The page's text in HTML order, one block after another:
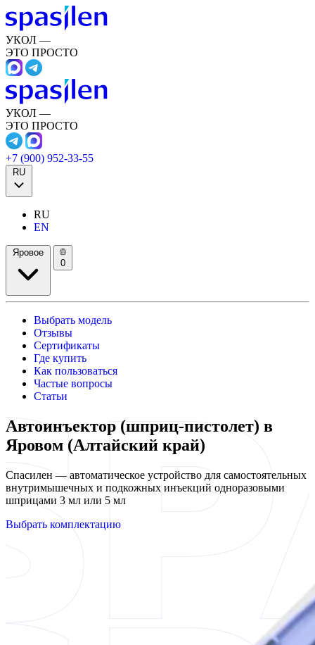
УКОЛ —
ЭТО ПРОСТО
УКОЛ —
ЭТО ПРОСТО
+7 (900) 952-33-55
RU
RU
EN
Яровое
0
Выбрать модель
Отзывы
Сертификаты
Где купить
Как пользоваться
Частые вопросы
Статьи
Автоинъектор (шприц-пистолет) в
Яровом (Алтайский край)
Спасилен — автоматическое устройство для самостоятельных
внутримышечных и подкожных инъекций одноразовыми
шприцами 3 мл или 5 мл
Выбрать комплектацию